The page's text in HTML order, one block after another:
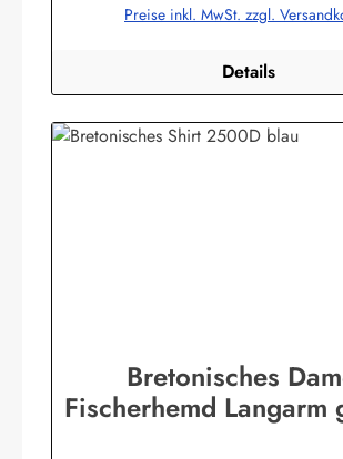
Preise inkl. MwSt. zzgl.
Details
Bretonisches
Fischerhemd Langarm